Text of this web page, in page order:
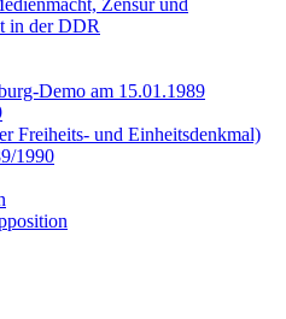
Zensur und
in der DDR
Demo am 15.01.1989
Freiheits- und Einheitsdenkmal)
1990